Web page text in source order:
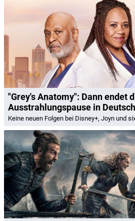
"Grey's Anatomy": Dann endet
Ausstrahlungspause in
Keine neuen Folgen bei Disney+, Joyn und